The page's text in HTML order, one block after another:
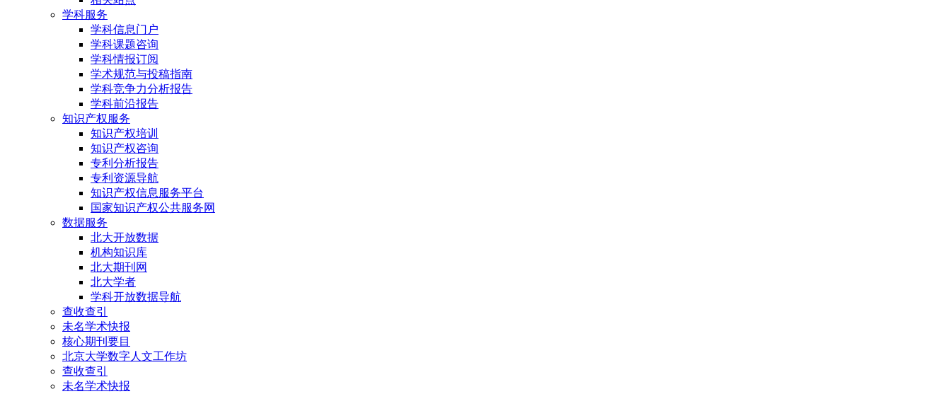
学科服务
学科信息门户
学科课题咨询
学科情报订阅
学术规范与投稿指南
学科竞争力分析报告
学科前沿报告
知识产权服务
知识产权培训
知识产权咨询
专利分析报告
专利资源导航
知识产权信息服务平台
国家知识产权公共服务网
数据服务
北大开放数据
机构知识库
北大期刊网
北大学者
学科开放数据导航
查收查引
未名学术快报
核心期刊要目
北京大学数字人文工作坊
查收查引
未名学术快报